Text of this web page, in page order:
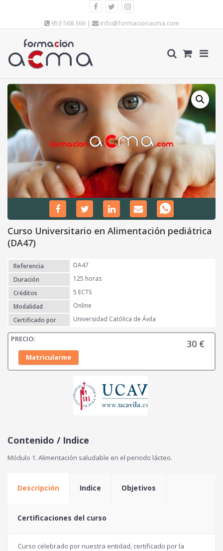
953 568 366 | info@formacionacma.com
Curso Universitario en Alimentación pediátrica
(DA47)
Referencia
DA47
Duración
125 horas
Créditos
5 ECTS
Modalidad
Online
Certificado por
Universidad Católica de Ávila
30 €
Matricularme
Contenido / Indice
Módulo 1. Alimentación saludable en el periodo lácteo.
Descripción Indice Objetivos
Certificaciones del curso
Curso celebrado por nuestra entidad, certificado por la